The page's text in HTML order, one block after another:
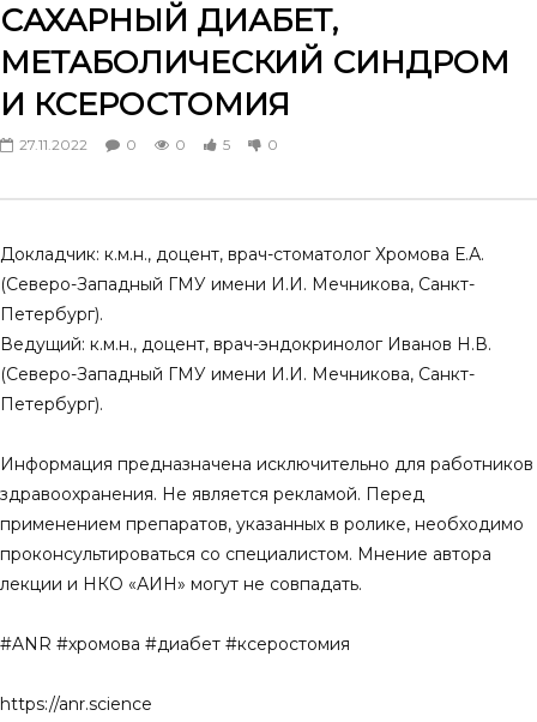
Смотреть потом
дентальной имплантации
0
0 3 0
диабета 2 типа
САХАРНЫЙ ДИАБЕТ,
МЕТАБОЛИЧЕСКИЙ СИНДРОМ
И КСЕРОСТОМИЯ
27.11.2022 0 0 5 0
Докладчик: к.м.н., доцент, врач-стоматолог Хромова Е.А.
(Северо-Западный ГМУ имени И.И. Мечникова, Санкт-
Петербург).
Ведущий: к.м.н., доцент, врач-эндокринолог Иванов Н.В.
(Северо-Западный ГМУ имени И.И. Мечникова, Санкт-
Петербург).
Информация предназначена исключительно для работников
здравоохранения. Не является рекламой. Перед
применением препаратов, указанных в ролике, необходимо
проконсультироваться со специалистом. Мнение автора
лекции и НКО «АИН» могут не совпадать.
#ANR #хромова #диабет #ксеростомия
https://anr.science